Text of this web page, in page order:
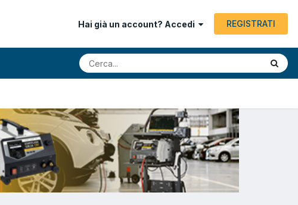
Hai già un account? Accedi REGISTRATI